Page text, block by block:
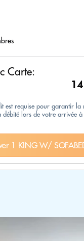
Carte:
est requise pour garantir la
débité lors de votre arrivée
1 KING W/